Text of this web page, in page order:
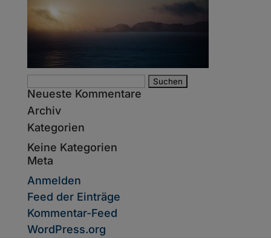
nach:
Neueste Kommentare
Archiv
Kategorien
Keine Kategorien
Meta
Anmelden
Feed der Einträge
Kommentar-Feed
WordPress.org